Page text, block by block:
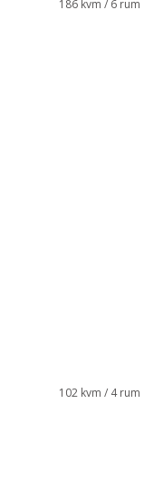
186 kvm / 6 rum
102 kvm / 4 rum